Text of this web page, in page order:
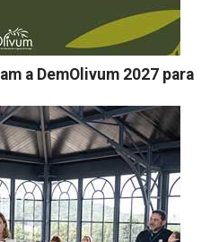
a DemOlivum 2027 para